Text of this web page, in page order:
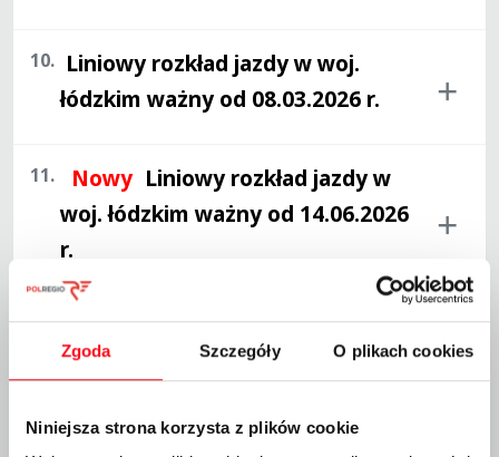
Zgoda Szczegóły O plikach cookies
Niniejsza strona korzysta z plików cookie
10. Liniowy rozkład jazdy w woj.
łódzkim ważny od 08.03.2026 r.
11. Nowy Liniowy rozkład jazdy w
woj. łódzkim ważny od 14.06.2026
r.
12. Liniowy rozkład jazdy w woj.
małopolskim ważny od 08.03.2026